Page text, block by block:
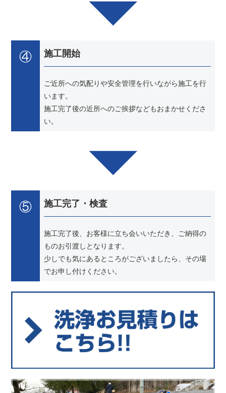
④ 施工開始
ご近所への気配りや安全管理を行いながら施工を行
います。
施工完了後の近所へのご挨拶などもおまかせくださ
い。
⑤ 施工完了・検査
施工完了後、お客様に立ち会いいただき、ご納得の
ものお引渡しとなります。
少しでも気にあるところがございましたら、その場
でお申し付けください。